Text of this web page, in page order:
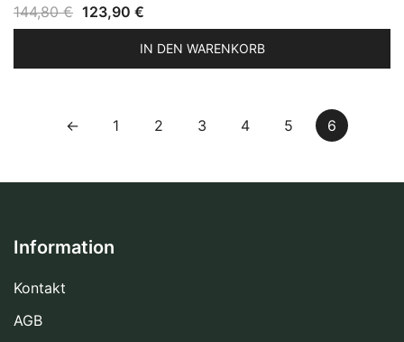
144,80€ Ursprünglicher
Preis
123,90 €
Preis
ist:
IN DEN WARENKORB
← 1 2 3 4 5 6
Information
Kontakt
AGB